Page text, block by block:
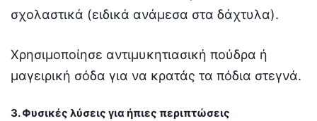
σχολαστικά (ειδικά ανάμεσα στα δάχτυλα).
Χρησιμοποίησε αντιμυκητιασική πούδρα ή
μαγειρική σόδα για να κρατάς τα πόδια στεγνά.
3. Φυσικές λύσεις για ήπιες περιπτώσεις